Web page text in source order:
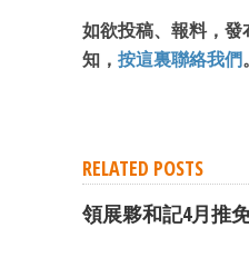
如欲投稿、報料，發
知， 按這裏聯絡我們
RELATED POSTS
領展夥和記4月推